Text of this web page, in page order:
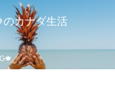
のカナダ生活